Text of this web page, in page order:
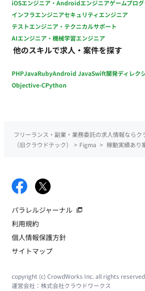
iOSエンジニア・Androidエンジニアゲームプロ
インフラエンジニアセキュリティエンジニア
テストエンジニア・テクニカルサポート
AIエンジニア・機械学習エンジニア
他のスキルで求人・案件を探す
PHPJavaRubyAndroid JavaSwift開発ディレク
Objective-CPython
フリーランス・副業・業務委託の求人情報ならク
（旧クラウドテック）
> Figma > 稼動実績あり
パラレルジャーナル
利用規約
個人情報保護方針
サイトマップ
copyright (c) CrowdWorks Inc. all rights
運営会社： 株式会社クラウドワークス